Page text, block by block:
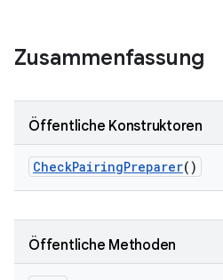
Zusammenfassung
Öffentliche Konstruktoren
CheckPairingPreparer()
Öffentliche Methoden